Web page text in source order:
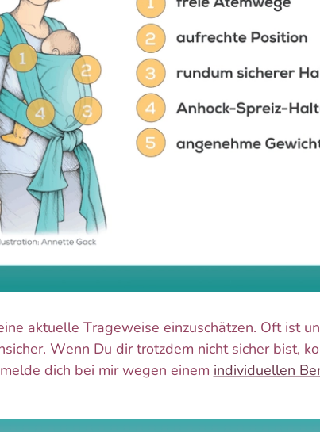
aktuelle Trageweise einzuschätzen. Oft ist
Wenn Du dir trotzdem nicht sicher bist,
dich bei mir wegen einem individuellen